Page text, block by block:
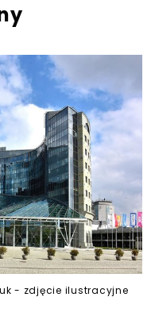
- zdjęcie ilustracyjne